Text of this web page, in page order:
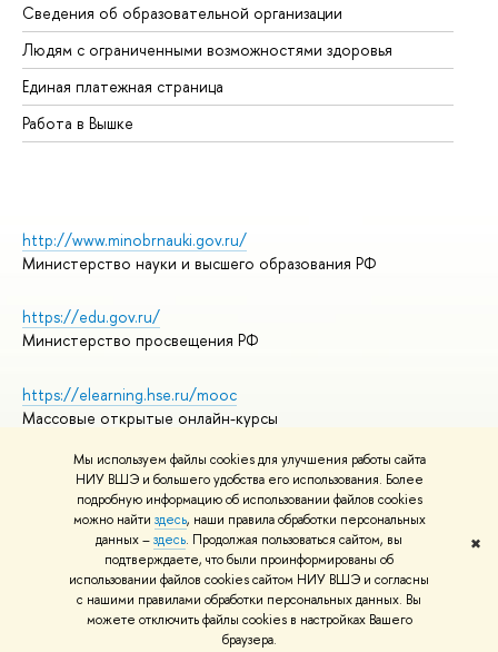
Мы используем файлы cookies для улучшения работы сайта
НИУ ВШЭ и большего удобства его использования. Более
подробную информацию об использовании файлов cookies
можно найти здесь, наши правила обработки персональных
данных –здесь. Продолжая пользоваться сайтом, вы
подтверждаете, что были проинформированы об
использовании файлов cookies сайтом НИУ ВШЭ и согласны
с нашими правилами обработки персональных данных. Вы
можете отключить файлы cookies в настройках Вашего
браузера.
✖
Сведения об образовательной организации
Людям с ограниченными возможностями здоровья
Единая платежная страница
Работа в Вышке
http://www.minobrnauki.gov.ru/
Министерство науки и высшего образования РФ
https://edu.gov.ru/
Министерство просвещения РФ
https://elearning.hse.ru/mooc
Массовые открытые онлайн-курсы
© НИУ ВШЭ 1993–2026
Адреса и контакты
Условия использования материалов
Политика конфиденциальности
Правила применения рекомендательных технологий в НИУ ВШЭ
Карта сайта